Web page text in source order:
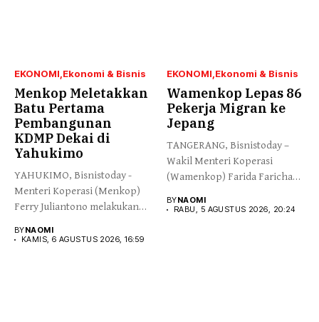
EKONOMI Ekonomi & Bisnis
Menkop Meletakkan
Batu Pertama
Pembangunan
KDMP Dekai di
Yahukimo
YAHUKIMO, Bisnistoday -
Menteri Koperasi (Menkop)
Ferry Juliantono melakukan
BYNAOMI
KAMIS, 6 AGUSTUS 2026, 16:59
EKONOMI Ekonomi & Bisnis
Wamenkop Lepas 86
Pekerja Migran ke
Jepang
TANGERANG, Bisnistoday –
Wakil Menteri Koperasi
(Wamenkop) Farida Farichah
BYNAOMI
RABU, 5 AGUSTUS 2026, 20:24